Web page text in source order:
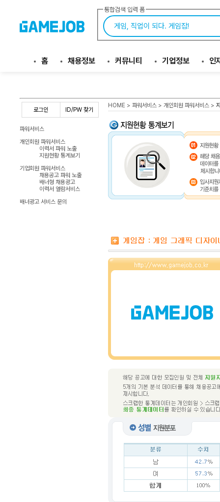
통합검색 입력 폼
홈 채용정보 커뮤니티 기업정보 인
로그인 ID/PW 찾기
파워서비스
개인회원 파워서비스
이력서 파워 노출
지원현황 통계보기
기업회원 파워서비스
채용공고 파워 노출
배너형 채용광고
이력서 열람서비스
배너광고 서비스 문의
HOME > 파워서비스 > 개인회원 파워서비스 >